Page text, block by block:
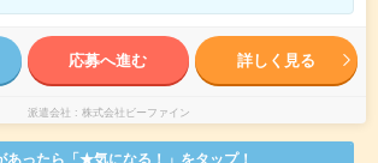
応募へ進む 詳しく見る
派遣会社 株式会社ビーファイン
あったら「★気になる！」をタップ！